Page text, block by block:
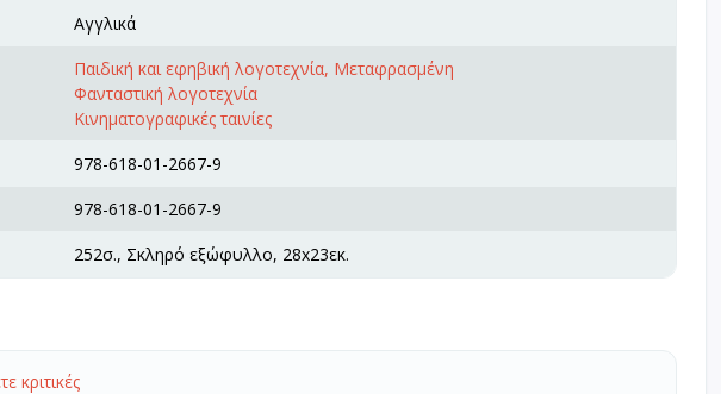
Αγγλικά
Παιδική και εφηβική λογοτεχνία, Μεταφρασμένη
Φανταστική λογοτεχνία
Κινηματογραφικές ταινίες
978-618-01-2667-9
978-618-01-2667-9
252σ., Σκληρό εξώφυλλο, 28x23εκ.
κριτικές